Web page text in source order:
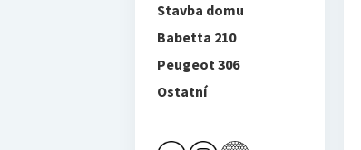
Stavba domu
Babetta 210
Peugeot 306
Ostatní